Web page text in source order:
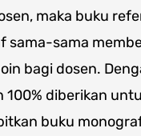
maka buku
sama-sama
bagi dosen.
100% diberikan
buku